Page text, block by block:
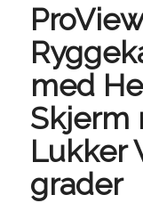
ProView
med
Skjerm
Lukker
grader